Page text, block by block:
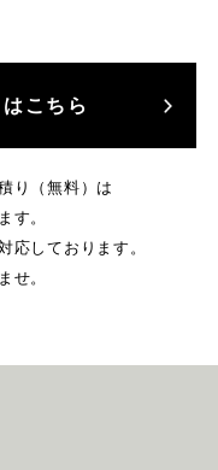
こちら
り（無料）は
す。
応しております。
せ。